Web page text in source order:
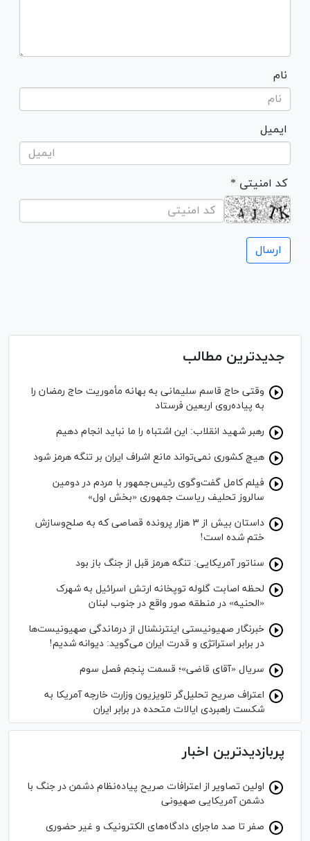
نام
ایمیل
* کد امنیتی
جدیدترین مطالب
وقتی حاج قاسم سلیمانی به بهانه مأموریت حاج رمضان را
به پیاده‌روی اربعین فرستاد
رهبر شهید انقلاب: این اشتباه را ما نباید انجام دهیم
هیچ کشوری نمی‌تواند مانع اشراف ایران بر تنگه هرمز شود
فیلم کامل گفت‌وگوی رئیس‌جمهور با مردم در دومین
سالروز تحلیف ریاست جمهوری «بخش اول»
داستان بیش از ۳ هزار پرونده قصاصی که به صلح‌وسازش
ختم شده است!
سناتور آمریکایی: تنگه هرمز قبل از جنگ باز بود
لحظه اصابت گلوله توپخانه ارتش اسرائیل به شهرک
«الحنیه» در منطقه صور واقع در جنوب لبنان
خبرنگار صهیونیستی اینترنشنال از درماندگی صهیونیست‌ها
در برابر استراتژی و قدرت ایران می‌گوید: دیوانه شدیم!
سریال «آقای قاضی»؛ قسمت پنجم فصل سوم
اعتراف صریح تحلیل‌گر تلویزیون وزارت خارجه آمریکا به
شکست راهبردی ایالات متحده در برابر ایران
پربازدیدترین اخبار
اولین تصاویر از اعترافات صریح پیاده‌نظام‌ دشمن در جنگ با
دشمن آمریکایی صهیونی
صفر تا صد ماجرای دادگاه‌های الکترونیک و غیر حضوری